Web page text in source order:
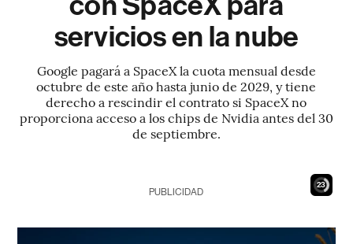
servicios en la nube
Google pagará a SpaceX la cuota mensual desde
octubre de este año hasta junio de 2029, y tiene
derecho a rescindir el contrato si SpaceX no
proporciona acceso a los chips de Nvidia antes del 30
de septiembre.
22
PUBLICIDAD